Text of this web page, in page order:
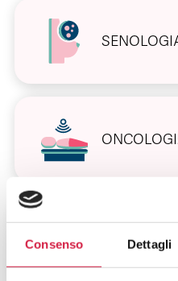
Consenso Dettagli